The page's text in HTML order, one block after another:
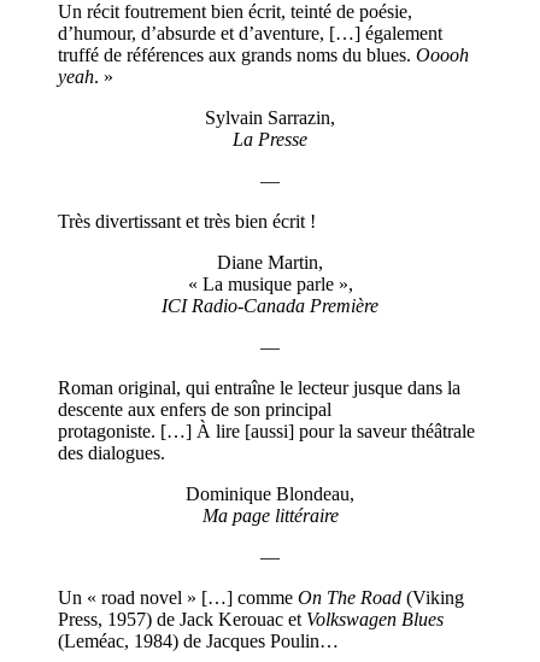
Un récit foutrement bien écrit, teinté de poésie,
d’humour, d’absurde et d’aventure, […] également
truffé de références aux grands noms du blues. Ooooh
yeah. »
Sylvain Sarrazin,
La Presse
—
Très divertissant et très bien écrit !
Diane Martin,
« La musique parle »,
ICI Radio-Canada Première
—
Roman original, qui entraîne le lecteur jusque dans la
descente aux enfers de son principal
protagoniste. […] À lire [aussi] pour la saveur théâtrale
des dialogues.
Dominique Blondeau,
Ma page littéraire
—
Un « road novel » […] comme On The Road (Viking
Press, 1957) de Jack Kerouac et Volkswagen Blues
(Leméac, 1984) de Jacques Poulin…